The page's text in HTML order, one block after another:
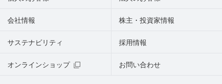
会社情報 株主・投資家情報
サステナビリティ
オンラインショップ お問い合わせ
採用情報